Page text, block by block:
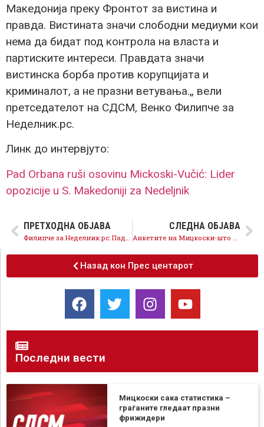
Македонија преку Фронтот за вистина и
правда. Вистината значи слободни медиуми кои
нема да бидат под контрола на власта и
партиските интереси. Правдата значи
вистинска борба против корупцијата и
криминалот, а не празни ветувања.„ вели
претседателот на СДСМ, Венко Филипче за
Неделник.рс.
Линк до интервјуто:
Pad Orbana ruši osovinu Mickoski-Vučić: Lider
opozicije u S. Makedoniji za Nedeljnik
ПРЕТХОДНА ОБЈАВА
Филипче за Неделник.рс: Падот на Орбан ќе ја разниша оската Мицкоски–Вучиќ на Балканот
СЛЕДНА ОБЈАВА
Анкетите на Мицкоски-што поскапи цени толку поголем рејтинг
Назад кон Прес центарот
Последни вести
Мицкоски сака статистика –
граѓаните гледаат празни
фрижидери